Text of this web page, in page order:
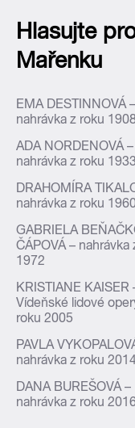
Hlasujte
Mařenku
EMA DESTINNOVÁ –
nahrávka z roku
ADA NORDENOVÁ –
nahrávka z roku 1933
DRAHOMÍRA
nahrávka z roku
GABRIELA
ČÁPOVÁ – nahrávka
1972
KRISTIANE KAISER
Vídeňské lidové
roku 2005
PAVLA
nahrávka z roku
DANA BUREŠOVÁ –
nahrávka z roku